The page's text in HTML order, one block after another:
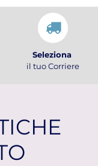
Seleziona
il tuo Corriere